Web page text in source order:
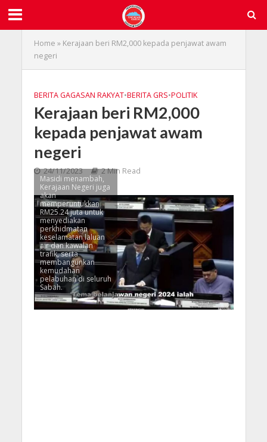
Home » Kerajaan beri RM2,000 kepada penjawat awam
negeri
BERITA GAGASAN RAKYAT•BERITA GRS•POLITIK
Kerajaan beri RM2,000
kepada penjawat awam
negeri
24/11/2023 2 Min Read
Masidi menambah,
Kerajaan Negeri juga
akan
memperuntukkan
RM25.24 juta untuk
menyediakan
perkhidmatan
keselamatan laluan
air dan kawalan
trafik, serta
membangunkan
kemudahan
pelabuhan di seluruh
Sabah.